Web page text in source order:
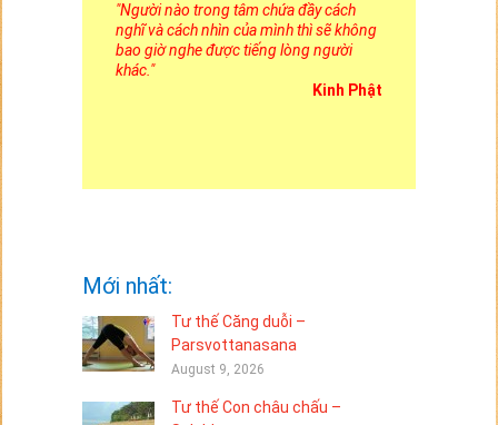
"Người nào trong tâm chứa đầy cách
nghĩ và cách nhìn của mình thì sẽ không
bao giờ nghe được tiếng lòng người
khác. "
Kinh Phật
Mới nhất:
Tư thế Căng duỗi –
Parsvottanasana
August 9, 2026
Tư thế Con châu chấu –